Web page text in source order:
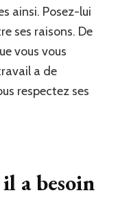
ainsi. Posez-lui
ses raisons. De
vous vous
a de
respectez ses
a besoin